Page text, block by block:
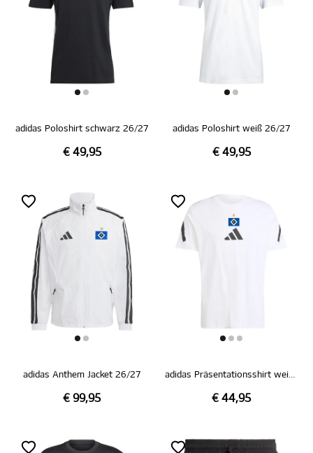
adidas Poloshirt schwarz 26/27
€ 49,95
adidas Poloshirt weiß 26/27
€ 49,95
adidas Anthem Jacket 26/27
€ 99,95
adidas Präsentationsshirt weiß 26/27
€ 44,95